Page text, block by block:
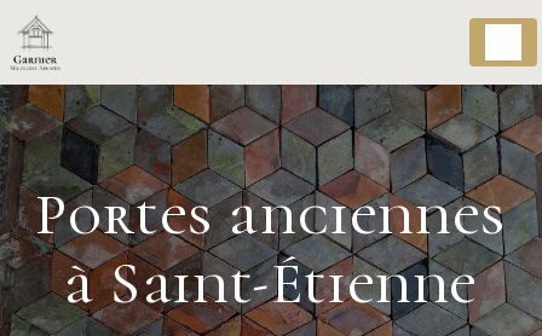
Portes anciennes
à Saint-Étienne
Panneau de gestion des cookies